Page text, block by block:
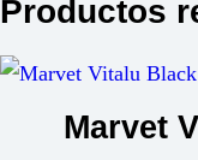
Productos
Marvet